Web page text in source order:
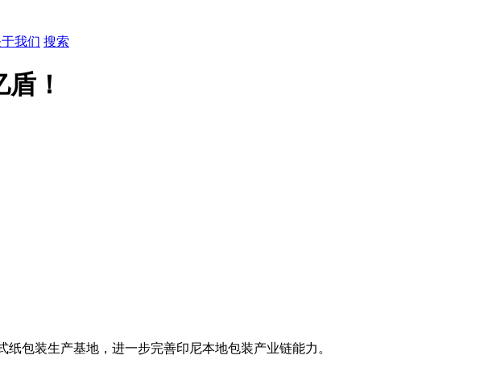
我们 搜索
！
包装生产基地，进一步完善印尼本地包装产业链能力。